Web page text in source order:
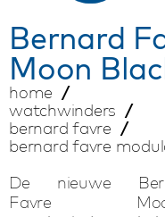
Bernard
Moon
home
watchwinders
bernard favre
bernard favre
De nieuwe
Favre